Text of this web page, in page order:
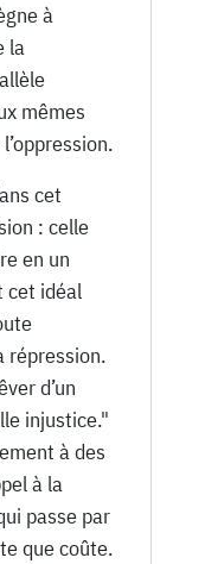
à
la
mêmes
cet
: celle
en un
cet idéal
répression.
d’un
injustice."
à des
à la
passe par
que coûte.